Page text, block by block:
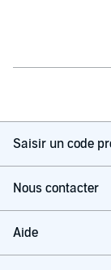
Saisir un code
Nous contacter
Aide